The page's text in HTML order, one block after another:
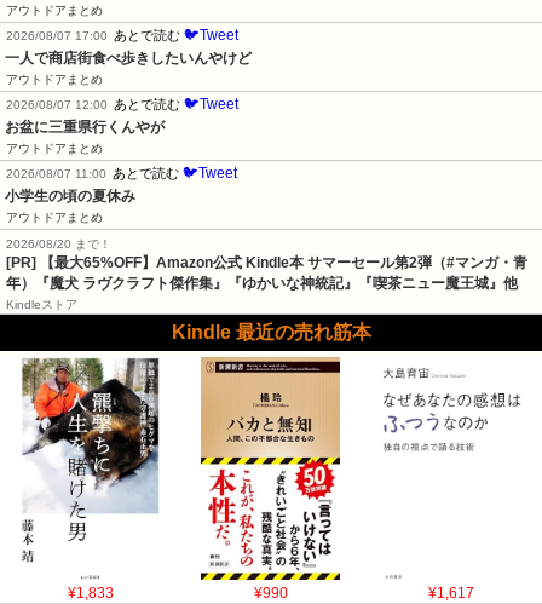
アウトドアまとめ
2026/08/07 17:00
あとで読む 🐦Tweet
一人で商店街食べ歩きしたいんやけど
アウトドアまとめ
2026/08/07 12:00
あとで読む 🐦Tweet
お盆に三重県行くんやが
アウトドアまとめ
2026/08/07 11:00
あとで読む 🐦Tweet
小学生の頃の夏休み
アウトドアまとめ
2026/08/20 まで！
[PR]
【最大65%OFF】Amazon公式 Kindle本 サマーセール第2弾（#マンガ・青
年）『魔犬 ラヴクラフト傑作集』『ゆかいな神統記』『喫茶ニュー魔王城』他
Kindleストア
Kindle 最近の売れ筋本
¥1,833 ¥990 ¥1,617